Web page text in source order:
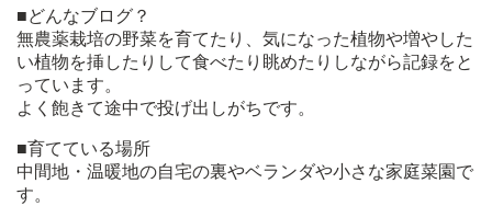
■どんなブログ？
無農薬栽培の野菜を育てたり、気になった植物や増やした
い植物を挿したりして食べたり眺めたりしながら記録をと
っています。
よく飽きて途中で投げ出しがちです。
■育てている場所
中間地・温暖地の自宅の裏やベランダや小さな家庭菜園で
す。